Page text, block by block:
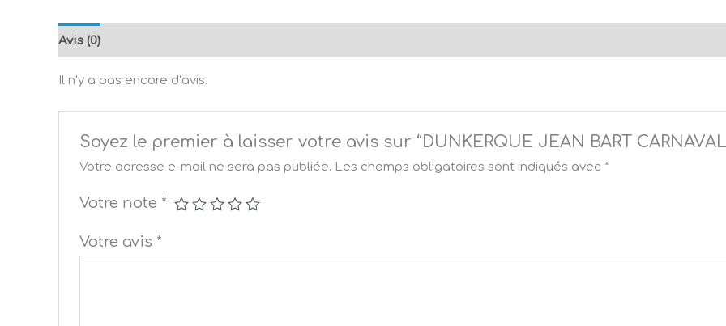
Avis (0)
Il n’y a pas encore d’avis.
Soyez le premier à laisser votre avis sur “DUNKERQUE JEAN BART
Votre adresse e-mail ne sera pas publiée. Les champs obligatoires sont indiqués avec *
Votre note *
Votre avis *